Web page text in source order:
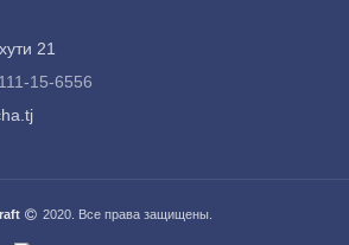
21
15-6556
2020. Все права защищены.